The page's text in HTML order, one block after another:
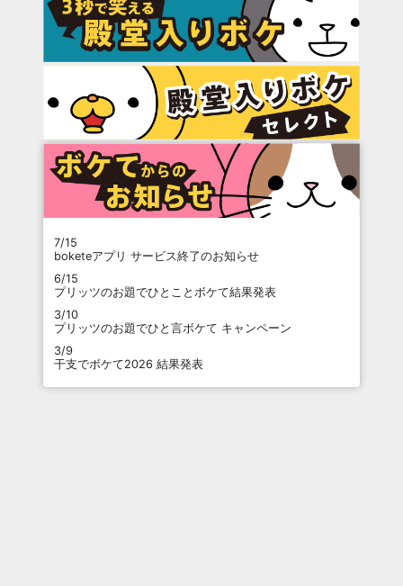
7/15
boketeアプリ サービス終了のお知らせ
6/15
プリッツのお題でひとことボケて結果発表
3/10
プリッツのお題でひと言ボケて キャンペーン
3/9
干支でボケて2026 結果発表